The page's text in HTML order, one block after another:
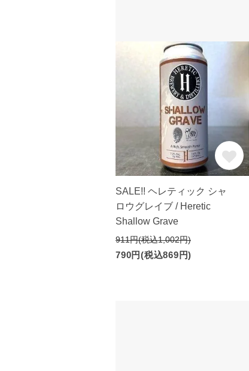
SALE!! ヘレティック シャ
ロウグレイブ / Heretic
Shallow Grave
911円(税込1,002円)
790円(税込869円)